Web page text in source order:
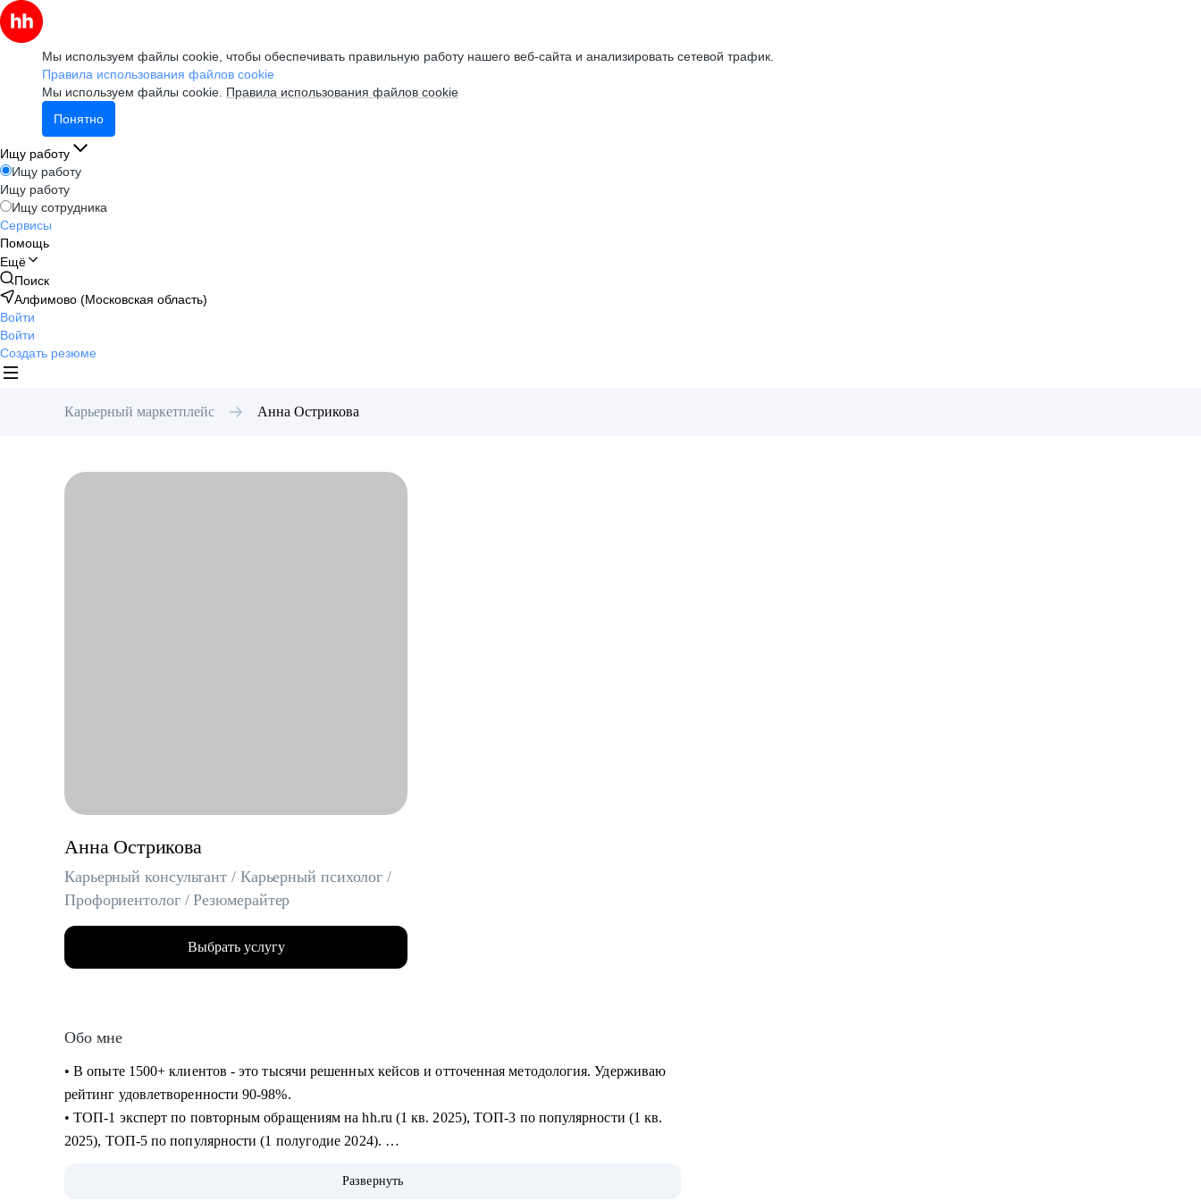
Мы используем файлы cookie, чтобы обеспечивать правильную работу нашего веб-сайта и анализировать сетевой трафик.
Правила использования файлов cookie
Мы используем файлы cookie. Правила использования файлов cookie
Понятно
Ищу работу
Ищу работу
Ищу работу
Ищу сотрудника
Сервисы
Помощь
Ещё
Поиск
Алфимово (Московская область)
Войти
Войти
Создать резюме
Карьерный маркетплейс Анна Острикова
Анна Острикова
Карьерный консультант / Карьерный психолог /
Профориентолог / Резюмерайтер
Выбрать услугу
Обо мне
• В опыте 1500+ клиентов - это тысячи решенных кейсов и отточенная методология. Удерживаю
рейтинг удовлетворенности 90-98%.
• ТОП-1 эксперт по повторным обращениям на hh.ru (1 кв. 2025), ТОП-3 по популярности (1 кв.
2025), ТОП-5 по популярности (1 полугодие 2024).
"Человек-Карьера" на всех уровнях: от бессознательных ограничений до требований HR.
Развернуть